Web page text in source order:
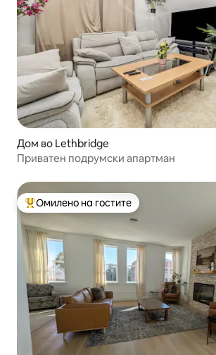
Дом во Lethbridge
Приватен подрумски апартман
Меѓу најуспешните „Омилени на гостите“
Омилено на гостите